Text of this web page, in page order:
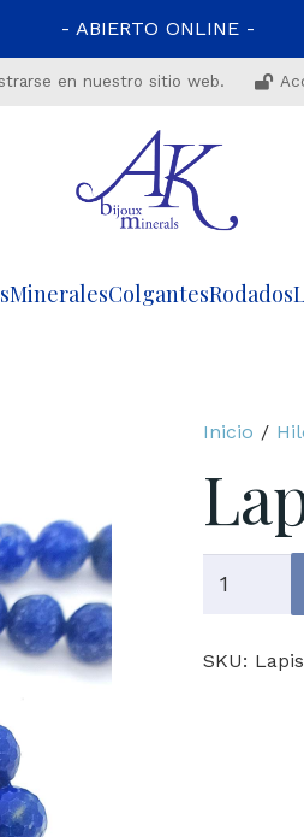
- ABIERTO ONLINE -
en nuestro sitio web.
MineralesColgantesRodados
Inicio /
SKU: